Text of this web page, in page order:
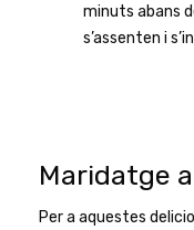
minuts abans
s’assenten i
Maridatge
Per a aquestes